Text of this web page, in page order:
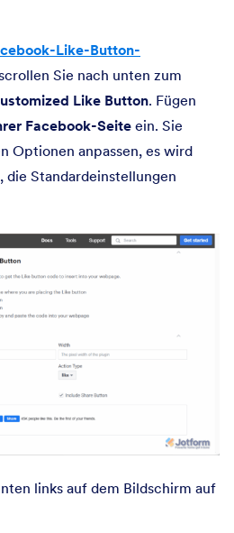
Like-Button-
Sie nach unten zum
Like Button. Fügen
Facebook-Seiteein. Sie
Optionen anpassen, es wird
die Standardeinstellungen
links auf dem Bildschirm auf